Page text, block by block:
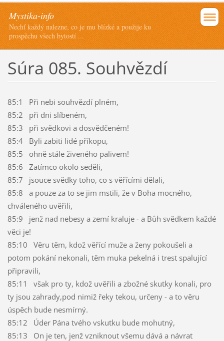
Mystika-info
Nechť každý nalezne, co je mu blízké a použije ku
prospěchu všech bytostí ...
Súra 085. Souhvězdí
85:1 Při nebi souhvězdí plném,
85:2 při dni slíbeném,
85:3 při svědkovi a dosvědčeném!
85:4 Byli zabiti lidé příkopu,
85:5 ohně stále živeného palivem!
85:6 Zatímco okolo seděli,
85:7 jsouce svědky toho, co s věřícími dělali,
85:8 a pouze za to se jim mstili, že v Boha mocného,
chváleného uvěřili,
85:9 jenž nad nebesy a zemí kraluje - a Bůh svědkem každé
věci je!
85:10 Věru těm, kdož věřící muže a ženy pokoušeli a
potom pokání nekonali, těm muka pekelná i trest spalující
připravili,
85:11 však pro ty, kdož uvěřili a zbožné skutky konali, pro
ty jsou zahrady,pod nimiž řeky tekou, určeny - a to věru
úspěch bude nesmírný.
85:12 Úder Pána tvého vskutku bude mohutný,
85:13 On je ten, jenž vzniknout všemu dává a návrat